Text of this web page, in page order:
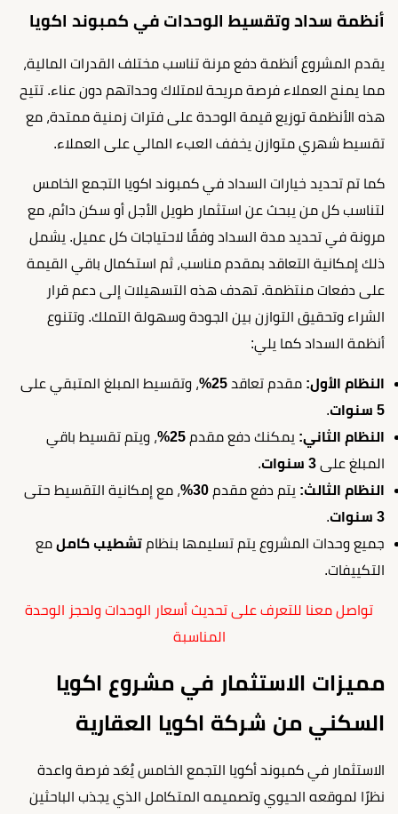
أنظمة سداد وتقسيط الوحدات في كمبوند اكويا
يقدم المشروع أنظمة دفع مرنة تناسب مختلف القدرات المالية،
مما يمنح العملاء فرصة مريحة لامتلاك وحداتهم دون عناء. تتيح
هذه الأنظمة توزيع قيمة الوحدة على فترات زمنية ممتدة، مع
تقسيط شهري متوازن يخفف العبء المالي على العملاء.
كما تم تحديد خيارات السداد في كمبوند اكويا التجمع الخامس
لتناسب كل من يبحث عن استثمار طويل الأجل أو سكن دائم، مع
مرونة في تحديد مدة السداد وفقًا لاحتياجات كل عميل. يشمل
ذلك إمكانية التعاقد بمقدم مناسب، ثم استكمال باقي القيمة
على دفعات منتظمة. تهدف هذه التسهيلات إلى دعم قرار
الشراء وتحقيق التوازن بين الجودة وسهولة التملك. وتتنوع
أنظمة السداد كما يلي:
النظام الأول: مقدم تعاقد 25%
، وتقسيط المبلغ المتبقي على
5 سنوات
.
النظام الثاني: يمكنك دفع مقدم 25%
، ويتم تقسيط باقي
المبلغ على 3 سنوات
.
النظام الثالث: يتم دفع مقدم 30%
، مع إمكانية التقسيط حتى
3 سنوات
.
جميع وحدات المشروع يتم تسليمها بنظام تشطيب كامل مع
التكييفات.
تواصل معنا للتعرف على تحديث أسعار الوحدات ولحجز الوحدة
المناسبة
مميزات الاستثمار في مشروع اكويا
السكني من شركة اكويا العقارية
الاستثمار في كمبوند أكويا التجمع الخامس يُعَد فرصة واعدة
نظرًا لموقعه الحيوي وتصميمه المتكامل الذي يجذب الباحثين